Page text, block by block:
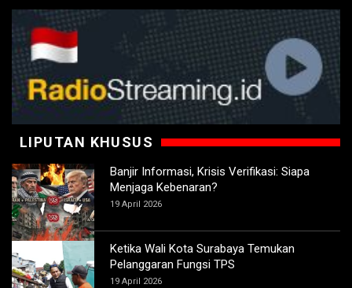
LIPUTAN KHUSUS
Banjir Informasi, Krisis Verifikasi: Siapa
Menjaga Kebenaran?
19 April 2026
Ketika Wali Kota Surabaya Temukan
Pelanggaran Fungsi TPS
19 April 2026